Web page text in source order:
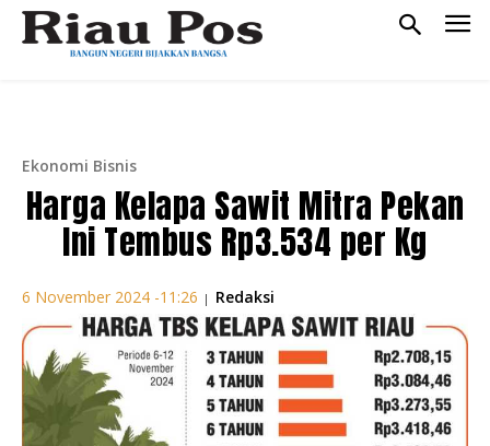
Ekonomi Bisnis
Harga Kelapa Sawit Mitra Pekan
Ini Tembus Rp3.534 per Kg
6 November 2024 -11:26 | Redaksi